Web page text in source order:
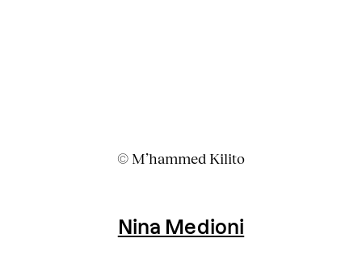
© M’hammed Kilito
Nina Medioni